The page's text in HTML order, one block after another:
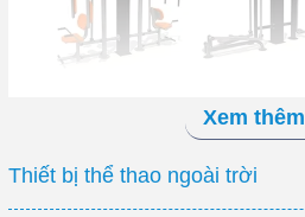
Xem thêm
Thiết bị thể thao ngoài trời